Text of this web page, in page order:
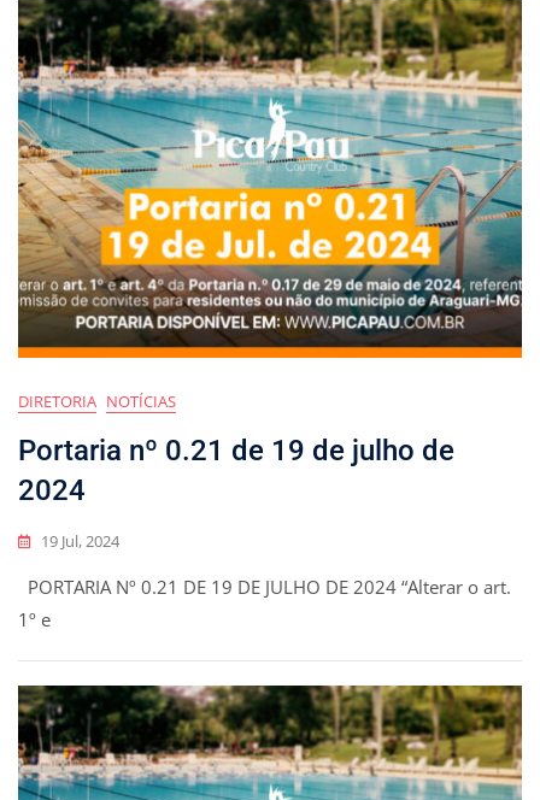
DIRETORIA NOTÍCIAS
Portaria nº 0.21 de 19 de julho de
2024
19 Jul, 2024
PORTARIA Nº 0.21 DE 19 DE JULHO DE 2024 “Alterar o art.
1º e